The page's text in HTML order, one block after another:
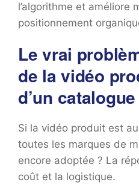
l’algorithme et améliore
positionnement
Le vrai
de la vidéo
d’un
Si la vidéo produit est
toutes les marques de
encore adoptée ? La
coût et la logistique.